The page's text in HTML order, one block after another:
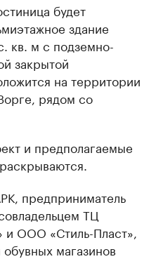
будет
здание
кв. м с подземно-
закрытой
на территории
рядом со
и предполагаемые
предприниматель
ТЦ
ООО «Стиль-Пласт»,
магазинов